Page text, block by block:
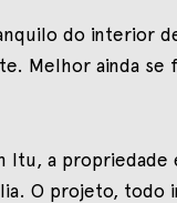
do interior
Melhor ainda
Itu, a
O projeto, todo